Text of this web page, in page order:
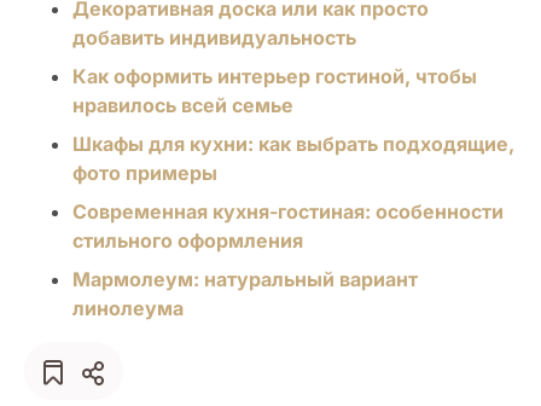
Декоративная доска или как просто
добавить индивидуальность
Как оформить интерьер гостиной, чтобы
нравилось всей семье
Шкафы для кухни: как выбрать подходящие,
фото примеры
Современная кухня-гостиная: особенности
стильного оформления
Мармолеум: натуральный вариант
линолеума